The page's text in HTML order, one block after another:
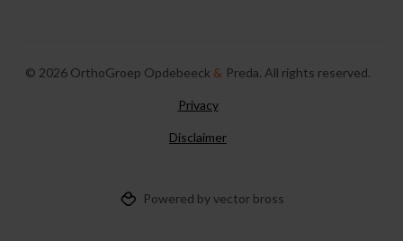
© 2026 OrthoGroep Opdebeeck & Preda. All rights reserved.
Privacy
Disclaimer
Powered by vector bross